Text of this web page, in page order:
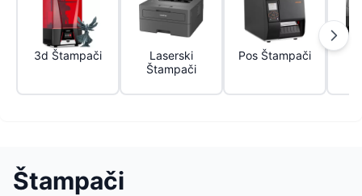
3d Štampači
Laserski
Štampači
Pos Štampači
Štampači